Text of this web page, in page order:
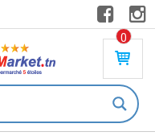
0
PR
DU
IT(
S)